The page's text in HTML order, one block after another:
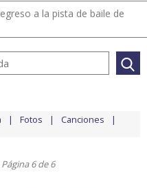
a la pista de baile de
Fotos Canciones
6 de 6